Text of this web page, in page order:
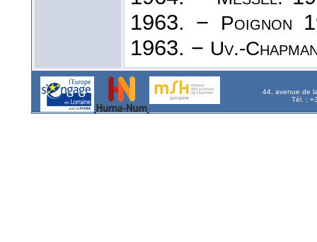
1963. −
Poignon
1963. − Uv.-
44, avenue de
Tél. :